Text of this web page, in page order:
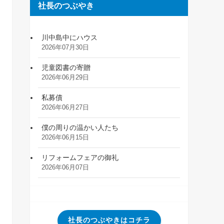
社長のつぶやき
川中島中にハウス
2026年07月30日
児童図書の寄贈
2026年06月29日
私募債
2026年06月27日
僕の周りの温かい人たち
2026年06月15日
リフォームフェアの御礼
2026年06月07日
社長のつぶやきはコチラ